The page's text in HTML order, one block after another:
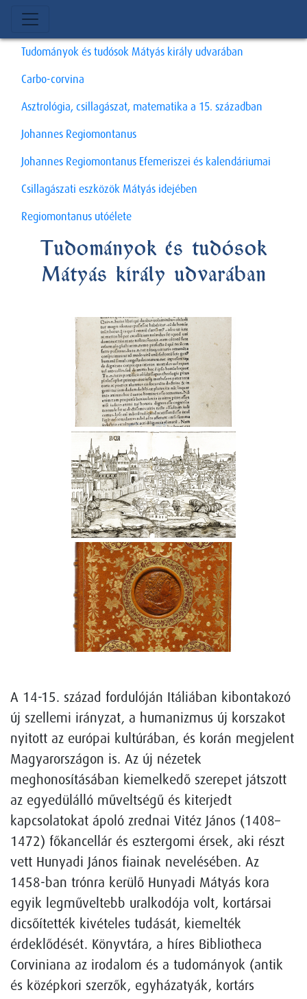
Tudományok és tudósok Mátyás király udvarában
Carbo-corvina
Asztrológia, csillagászat, matematika a 15. században
Johannes Regiomontanus
Johannes Regiomontanus Efemeriszei és kalendáriumai
Csillagászati eszközök Mátyás idejében
Regiomontanus utóélete
Tudományok és tudósok
Mátyás király udvarában
A 14-15. század fordulóján Itáliában kibontakozó
új szellemi irányzat, a humanizmus új korszakot
nyitott az európai kultúrában, és korán megjelent
Magyarországon is. Az új nézetek
meghonosításában kiemelkedő szerepet játszott
az egyedülálló műveltségű és kiterjedt
kapcsolatokat ápoló zrednai Vitéz János (1408–
1472) főkancellár és esztergomi érsek, aki részt
vett Hunyadi János fiainak nevelésében. Az
1458-ban trónra kerülő Hunyadi Mátyás kora
egyik legműveltebb uralkodója volt, kortársai
dicsőítették kivételes tudását, kiemelték
érdeklődését. Könyvtára, a híres Bibliotheca
Corviniana az irodalom és a tudományok (antik
és középkori szerzők, egyházatyák, kortárs